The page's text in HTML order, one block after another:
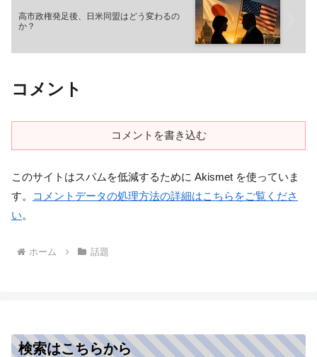
高市政権発足後、日米同盟はどう変わるの
か？
コメント
コメントを書き込む
このサイトはスパムを低減するために Akismet を使っていま
す。
コメントデータの処理方法の詳細はこちらをご覧くださ
い。
ホーム 話題
検索はこちらから